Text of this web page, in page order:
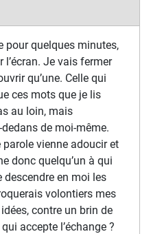
pour quelques minutes,
l’écran. Je vais fermer
qu’une. Celle qui
ces mots que je lis
au loin, mais
de moi-même.
parole vienne adoucir et
donc quelqu’un à qui
en moi les
volontiers mes
contre un brin de
accepte l’échange ?